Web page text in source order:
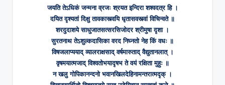
जयति तेऽधिकं जन्मना व्रजः श्रयत इन्दिरा शश्वदत्र हि ।
दयित दृश्यतां दिक्षु तावकास्त्वयि धृतासवस्त्वां विचिन्वते ॥
शरदुदाशये साधुजातसत्सरसिजोदर श्रीमुषा दृशा ।
सुरतनाथ तेऽशुल्कदासिका वरद निघ्नतो नेह किं वधः ॥
विषजलाप्ययाद् व्यालराक्षसाद् वर्षमारुताद् वैद्युतानलात् ।
वृषमयात्मजाद् विश्वतोभयादृषभ ते वयं रक्षिता मुहुः ॥
न खलु गोपिकानन्दनो भवानखिलदेहिनामन्तरात्मदृक् ।